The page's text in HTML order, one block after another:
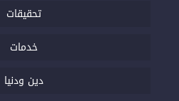
تحقيقات
خدمات
دين ودنيا